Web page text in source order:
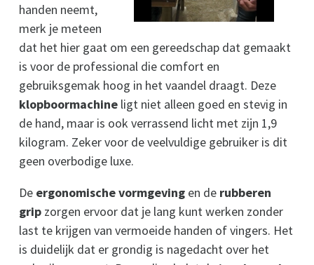
handen neemt,
merk je meteen
dat het hier gaat om een gereedschap dat gemaakt
is voor de professional die comfort en
gebruiksgemak hoog in het vaandel draagt. Deze
klopboormachine ligt niet alleen goed en stevig in
de hand, maar is ook verrassend licht met zijn 1,9
kilogram. Zeker voor de veelvuldige gebruiker is dit
geen overbodige luxe.
De ergonomische vormgeving en de rubberen
grip zorgen ervoor dat je lang kunt werken zonder
last te krijgen van vermoeide handen of vingers. Het
is duidelijk dat er grondig is nagedacht over het